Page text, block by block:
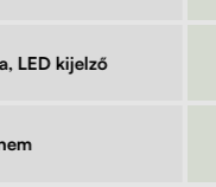
LED kijelző